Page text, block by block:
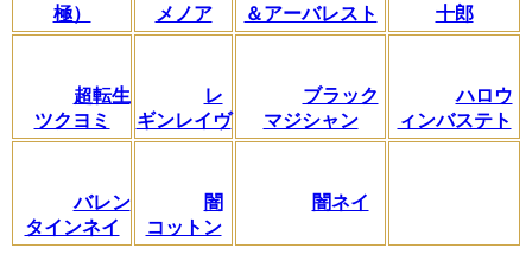
極）
メノア
＆アーバレスト
十郎
超転生
ツクヨミ
レ
ギンレイヴ
ブラック
マジシャン
ハロウ
ィンバステト
バレン
タインネイ
闇
コットン
闇ネイ